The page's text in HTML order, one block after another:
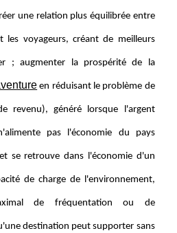
une relation plus équilibrée entre
les voyageurs, créant de meilleurs
; augmenter la prospérité de la
en réduisant le problème de
revenu), généré lorsque l'argent
pas l'économie du pays
se retrouve dans l'économie d'un
de charge de l'environnement,
de fréquentation ou de
destination peut supporter sans